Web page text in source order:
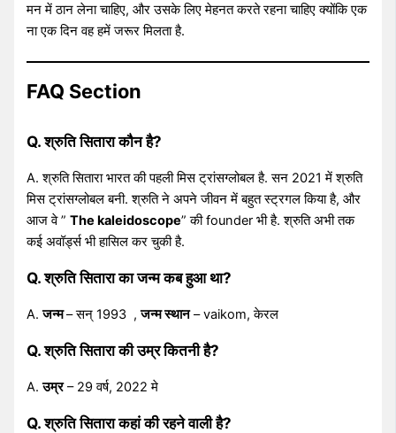
मन में ठान लेना चाहिए, और उसके लिए मेहनत करते रहना चाहिए क्योंकि एक
ना एक दिन वह हमें जरूर मिलता है.
FAQ Section
Q. श्रुति सितारा कौन है?
A. श्रुति सितारा भारत की पहली मिस ट्रांसग्लोबल है. सन 2021 में श्रुति
मिस ट्रांसग्लोबल बनी. श्रुति ने अपने जीवन में बहुत स्ट्रगल किया है, और
आज वे ”The kaleidoscope” की founder भी है. श्रुति अभी तक
कई अवॉर्ड्स भी हासिल कर चुकी है.
Q. श्रुति सितारा का जन्म कब हुआ था?
A.जन्म– सन् 1993 ,जन्म स्थान– vaikom, केरल
Q. श्रुति सितारा की उम्र कितनी है?
A.उम्र– 29 वर्ष, 2022 मे
Q. श्रुति सितारा कहां की रहने वाली है?